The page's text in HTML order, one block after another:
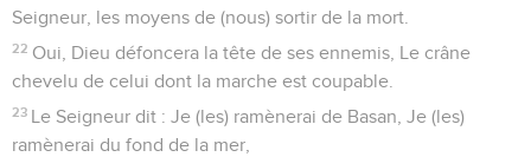
Seigneur, les moyens de (nous) sortir de la mort.
22 Oui, Dieu défoncera la tête de ses ennemis, Le crâne
chevelu de celui dont la marche est coupable.
23 Le Seigneur dit : Je (les) ramènerai de Basan, Je (les)
ramènerai du fond de la mer,